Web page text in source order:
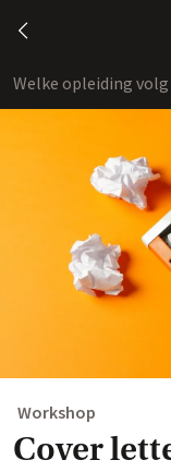
chevron-left
Welke opleiding volg
Workshop
Cover